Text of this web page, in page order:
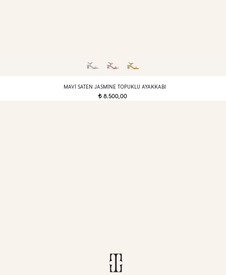
MAVI SATEN JASMINE TOPUKLU AYAKKABI
t8.500,00